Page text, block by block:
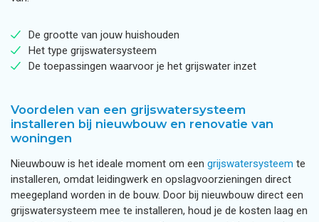
De grootte van jouw huishouden
Het type grijswatersysteem
De toepassingen waarvoor je het grijswater inzet
Voordelen van een grijswatersysteem
installeren bij nieuwbouw en renovatie van
woningen
Nieuwbouw is het ideale moment om een grijswatersysteem te
installeren, omdat leidingwerk en opslagvoorzieningen direct
meegepland worden in de bouw. Door bij nieuwbouw direct een
grijswatersysteem mee te installeren, houd je de kosten laag en